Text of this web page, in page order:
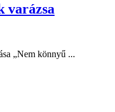
varázsa
„Nem könnyű ...